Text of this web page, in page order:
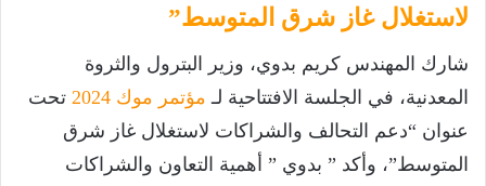
لاستغلال غاز شرق المتوسط”
شارك المهندس كريم بدوي، وزير البترول والثروة
المعدنية، في الجلسة الافتتاحية لـ مؤتمر موك 2024
تحت
عنوان “دعم التحالف والشراكات لاستغلال غاز شرق
المتوسط”، وأكد ” بدوي ” أهمية التعاون والشراكات